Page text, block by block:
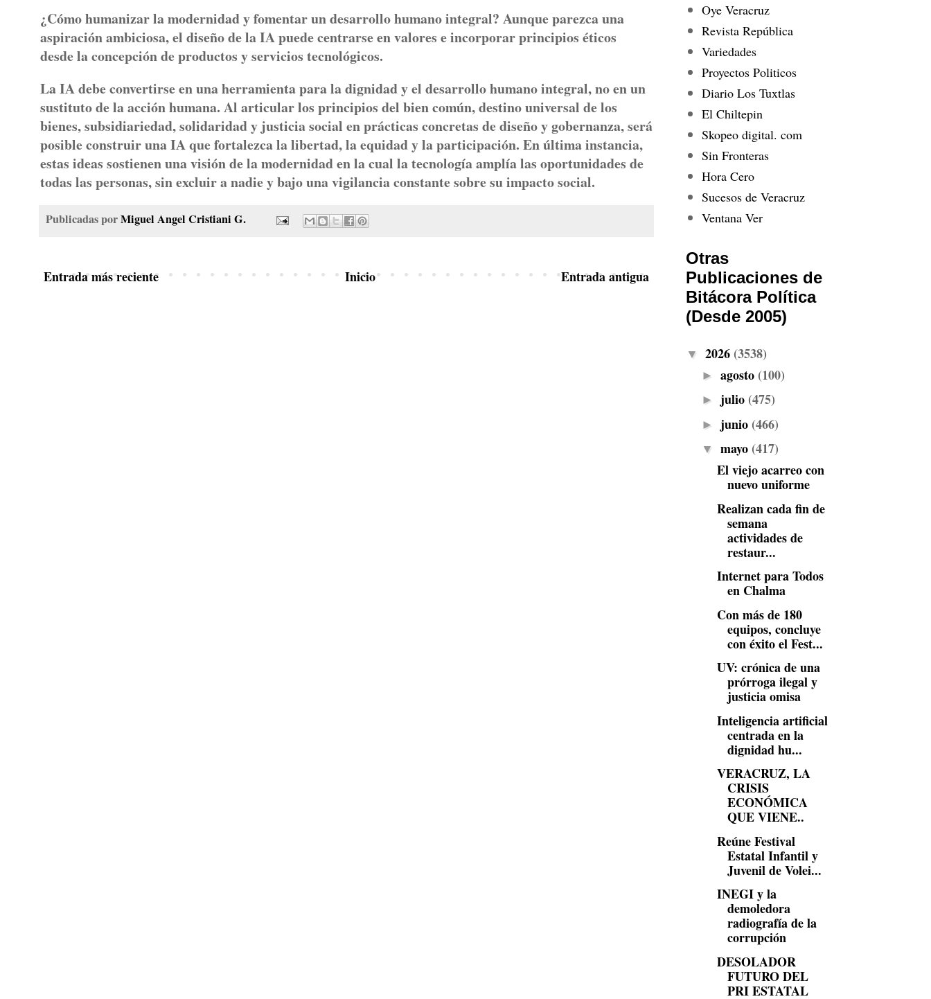
¿Cómo humanizar la modernidad y fomentar un desarrollo humano integral? Aunque parezca una
aspiración ambiciosa, el diseño de la IA puede centrarse en valores e incorporar principios éticos
desde la concepción de productos y servicios tecnológicos.
La IA debe convertirse en una herramienta para la dignidad y el desarrollo humano integral, no en un
sustituto de la acción humana. Al articular los principios del bien común, destino universal de los
bienes, subsidiariedad, solidaridad y justicia social en prácticas concretas de diseño y gobernanza, será
posible construir una IA que fortalezca la libertad, la equidad y la participación. En última instancia,
estas ideas sostienen una visión de la modernidad en la cual la tecnología amplía las oportunidades de
todas las personas, sin excluir a nadie y bajo una vigilancia constante sobre su impacto social.
Publicadas porMiguel Angel Cristiani G.
Entrada más reciente Entrada antigua
Inicio
Oye Veracruz
Revista República
Variedades
Proyectos Politicos
Diario Los Tuxtlas
El Chiltepin
Skopeo digital. com
Sin Fronteras
Hora Cero
Sucesos de Veracruz
Ventana Ver
Otras
Publicaciones de
Bitácora Política
(Desde 2005)
▼ 2026 (3538)
► agosto (100)
► julio (475)
► junio (466)
▼ mayo (417)
El viejo acarreo con
nuevo uniforme
Realizan cada fin de
semana
actividades de
restaur...
Internet para Todos
en Chalma
Con más de 180
equipos, concluye
con éxito el Fest...
UV: crónica de una
prórroga ilegal y
justicia omisa
Inteligencia artificial
centrada en la
dignidad hu...
VERACRUZ, LA
CRISIS
ECONÓMICA
QUE VIENE..
Reúne Festival
Estatal Infantil y
Juvenil de Volei...
INEGI y la
demoledora
radiografía de la
corrupción
DESOLADOR
FUTURO DEL
PRI ESTATAL